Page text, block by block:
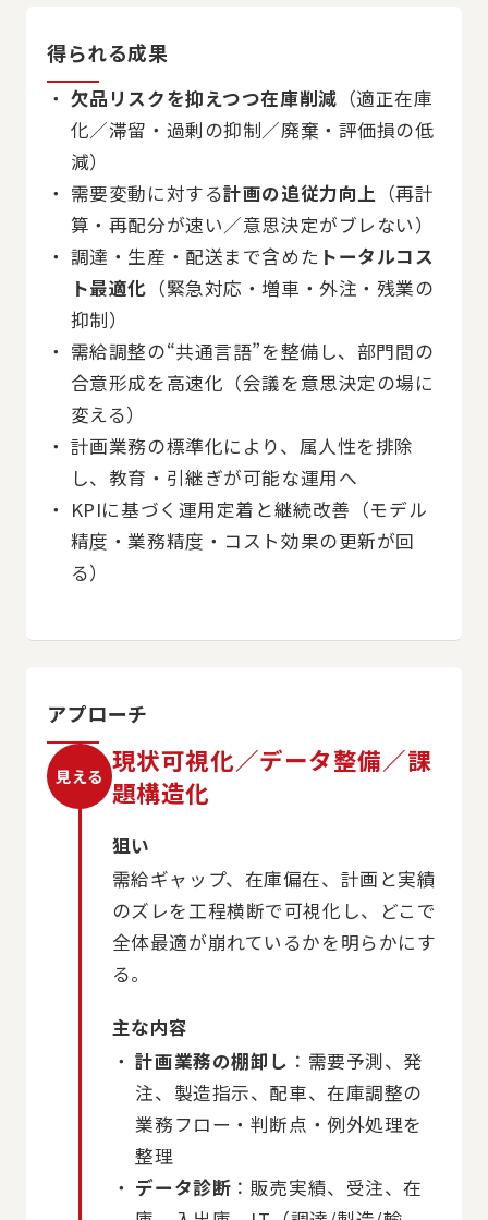
得られる成果
欠品リスクを抑えつつ在庫削減 （適正在庫
化／滞留・過剰の抑制／廃棄・評価損の低
減）
需要変動に対する計画の追従力向上 （再計
算・再配分が速い／意思決定がブレない）
調達・生産・配送まで含めた トータルコス
ト最適化 （緊急対応・増車・外注・残業の
抑制）
需給調整の“共通言語”を整備し、部門間の
合意形成を高速化（会議を意思決定の場に
変える）
計画業務の標準化により、属人性を排除
し、教育・引継ぎが可能な運用へ
KPIに基づく運用定着と継続改善（モデル
精度・業務精度・コスト効果の更新が回
る）
アプローチ
見える 現状可視化／データ整備／課
題構造化
狙い
需給ギャップ、在庫偏在、計画と実績
のズレを工程横断で可視化し、どこで
全体最適が崩れているかを明らかにす
る。
主な内容
計画業務の棚卸し ：需要予測、発
注、製造指示、配車、在庫調整の
業務フロー・判断点・例外処理を
整理
データ診断 ：販売実績、受注、在